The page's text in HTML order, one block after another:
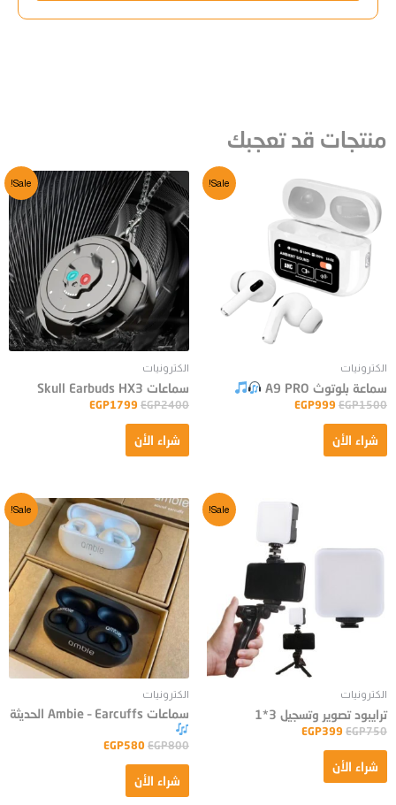
منتجات قد تعجبك
Sale!
الكترونيات
سماعة بلوتوث A9 PRO
EGP1500
EGP999
شراء الأن
Sale!
الكترونيات
سماعات Skull Earbuds HX3
EGP2400
EGP1799
شراء الأن
Sale!
الكترونيات
ترايبود تصوير وتسجيل 3*1
EGP750
EGP399
شراء الأن
Sale!
الكترونيات
سماعات Ambie – Earcuffs الحديثة
EGP800
EGP580
شراء الأن